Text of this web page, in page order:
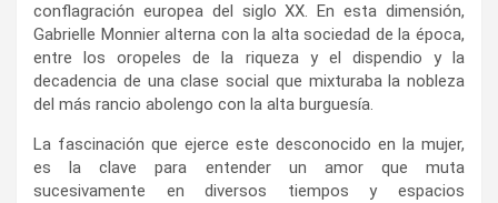
conflagración europea del siglo XX. En esta dimensión,
Gabrielle Monnier alterna con la alta sociedad de la época,
entre los oropeles de la riqueza y el dispendio y la
decadencia de una clase social que mixturaba la nobleza
del más rancio abolengo con la alta burguesía.
La fascinación que ejerce este desconocido en la mujer,
es la clave para entender un amor que muta
sucesivamente en diversos tiempos y espacios